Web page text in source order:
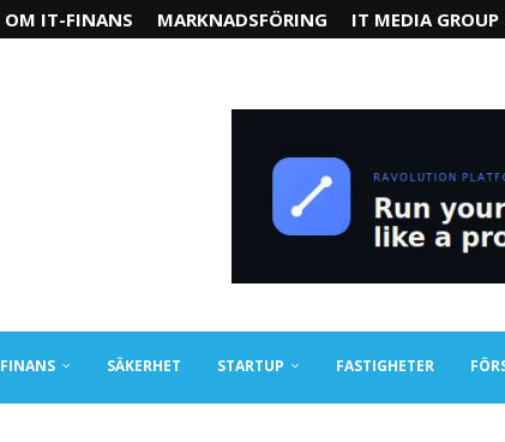
OM IT-FINANS MARKNADSFÖRING IT MEDIA
FINANS SÄKERHET STARTUP FASTIGHETER